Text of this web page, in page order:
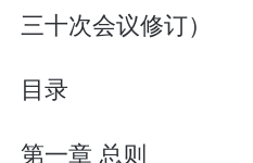
三十次会议修订）
目录
第一章 总则